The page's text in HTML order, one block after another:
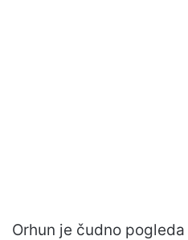
Orhun je čudno